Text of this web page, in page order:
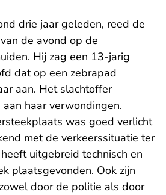
drie jaar geleden, reed de
de avond op de
Hij zag een 13-jarig
dat op een zebrapad
aan. Het slachtoffer
haar verwondingen.
was goed verlicht
met de verkeerssituatie ter
uitgebreid technisch en
plaatsgevonden. Ook zijn
door de politie als door